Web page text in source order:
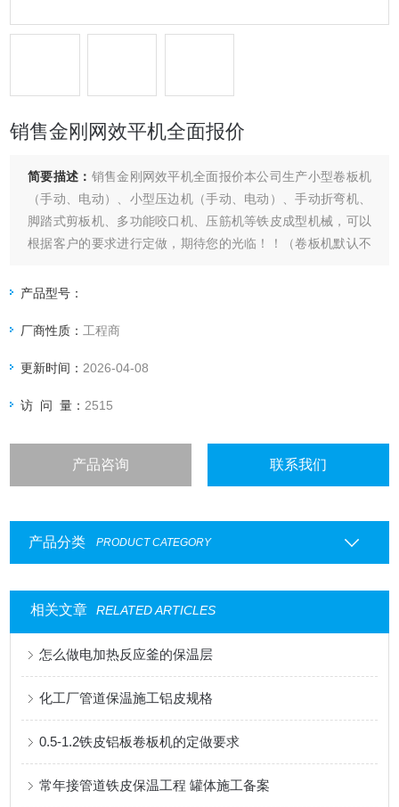
销售金刚网效平机全面报价
简要描述： 销售金刚网效平机全面报价本公司生产小型卷板机
（手动、电动）、小型压边机（手动、电动）、手动折弯机、
脚踏式剪板机、多功能咬口机、压筋机等铁皮成型机械，可以
根据客户的要求进行定做，期待您的光临！！（卷板机默认不
产品型号：
厂商性质： 工程商
更新时间： 2026-04-08
访 问 量： 2515
产品咨询 联系我们
产品分类 PRODUCT CATEGORY
相关文章 RELATED ARTICLES
怎么做电加热反应釜的保温层
化工厂管道保温施工铝皮规格
0.5-1.2铁皮铝板卷板机的定做要求
常年接管道铁皮保温工程 罐体施工备案